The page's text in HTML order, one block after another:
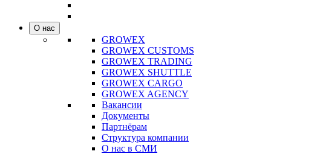
О нас
GROWEX
GROWEX CUSTOMS
GROWEX TRADING
GROWEX SHUTTLE
GROWEX CARGO
GROWEX AGENCY
Вакансии
Документы
Партнёрам
Структура компании
О нас в СМИ